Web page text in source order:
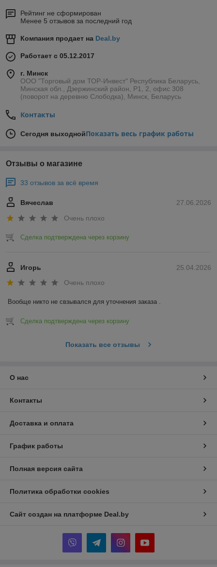
Рейтинг не сформирован
Менее 5 отзывов за последний год
Компания продает на Deal.by
Работает с 05.12.2017
г. Минск
ООО "Торговый дом ТОР-Инвест" Республика Беларусь,
Минская обл., Дзержинский район, Р1, 2, офис 308
(поворот на деревню Слободка), Минск, Беларусь
Контакты
Сегодня выходнойПоказать весь график работы
Отзывы о магазине
33 отзывов за всё время
27.06.2026
Вячеслав
Очень плохо
Сделка подтверждена через корзину
25.04.2026
Игорь
Очень плохо
Вообще никто не свзывался для уточнения заказа .
Сделка подтверждена через корзину
Показать все отзывы
О нас
Контакты
Доставка и оплата
График работы
Полная версия сайта
Политика обработки cookies
Сайт создан на платформе Deal.by